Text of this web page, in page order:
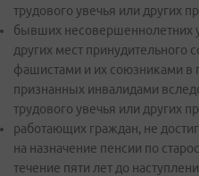
трудового увечья или других
бывших несовершеннолетних
других мест принудительного
фашистами и их союзниками в
признанных инвалидами
трудового увечья или других
работающих граждан, не
на назначение пенсии по
течение пяти лет до